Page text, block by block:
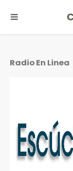
Radio En Linea